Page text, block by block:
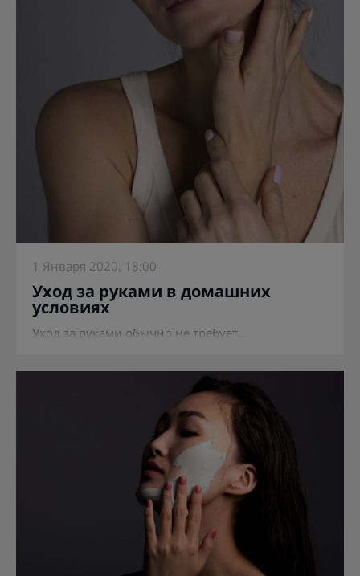
1 Января 2020, 18:00
Уход за руками в домашних
условиях
Уход за руками обычно не требует...